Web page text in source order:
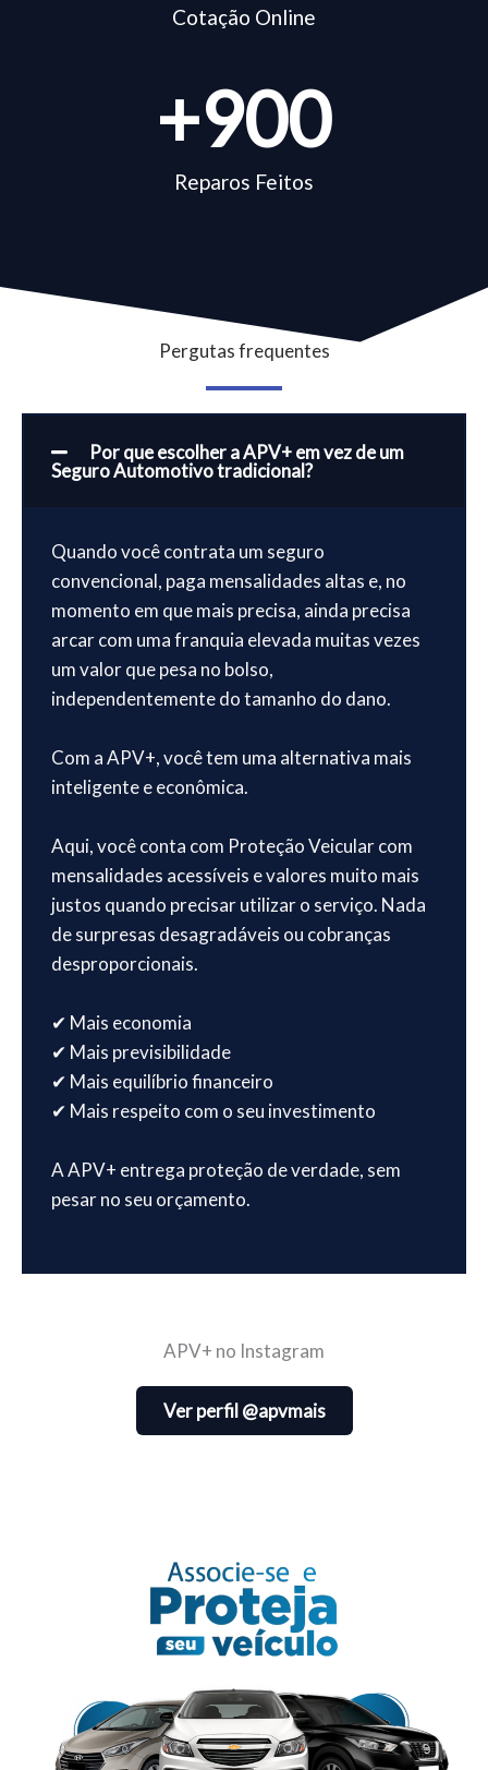
Cotação Online
Reparos Feitos
+900
Pergutas frequentes
Por que escolher a APV+ em vez de um
Seguro Automotivo tradicional?
Quando você contrata um seguro
convencional, paga mensalidades altas e, no
momento em que mais precisa, ainda precisa
arcar com uma franquia elevada muitas vezes
um valor que pesa no bolso,
independentemente do tamanho do dano.
Com a APV+, você tem uma alternativa mais
inteligente e econômica.
Aqui, você conta com Proteção Veicular com
mensalidades acessíveis e valores muito mais
justos quando precisar utilizar o serviço. Nada
de surpresas desagradáveis ou cobranças
desproporcionais.
✔ Mais economia
✔ Mais previsibilidade
✔ Mais equilíbrio financeiro
✔ Mais respeito com o seu investimento
A APV+ entrega proteção de verdade, sem
pesar no seu orçamento.
APV+ no Instagram
Ver perfil @apvmais